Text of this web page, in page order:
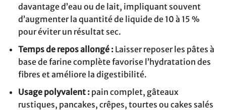
davantage d’eau ou de lait, impliquant souvent
d’augmenter la quantité de liquide de 10 à 15 %
pour éviter un résultat sec.
Temps de repos allongé :Laisser reposer les pâtes à
base de farine complète favorise l’hydratation des
fibres et améliore la digestibilité.
Usage polyvalent :pain complet, gâteaux
rustiques, pancakes, crêpes, tourtes ou cakes salés